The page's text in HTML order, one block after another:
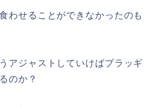
わせることができなかったのも
アジャストしていけばプラッギ
のか？